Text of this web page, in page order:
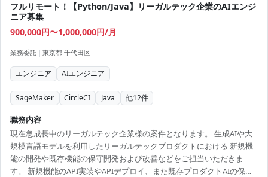
フルリモート！【Python/Java】リーガルテック企業のAIエンジ
ニア募集
900,000円〜1,000,000円/月
業務委託 | 東京都 千代田区
エンジニア AIエンジニア
SageMaker CircleCI Java 他12件
職務内容
現在急成長中のリーガルテック企業様の案件となります。 生成AIや大
規模言語モデルを利用したリーガルテックプロダクトにおける 新規機
能の開発や既存機能の保守開発および改善などをご担当いただきま
す。 新規機能のAPI実装やAPIデプロイ、また既存プロダクトAIの保守